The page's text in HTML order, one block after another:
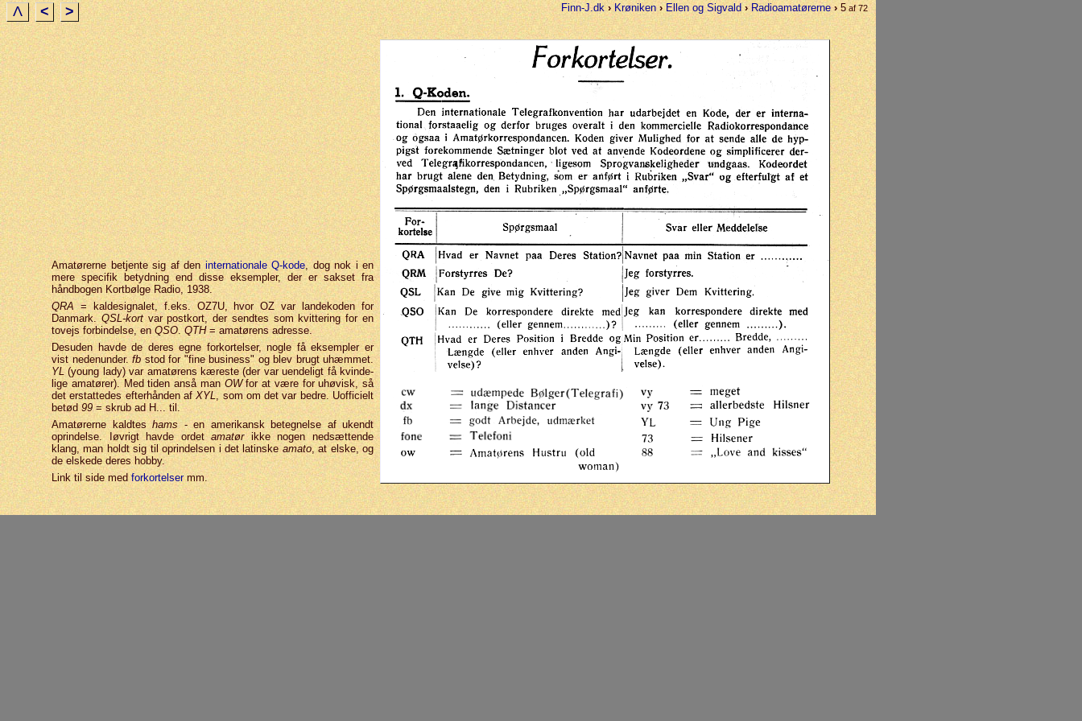
Finn-J.dk › Krøniken › Ellen og Sigvald › Radioamatørerne ›5af 72
Λ < >
Amatørerne betjente sig af deninternationale Q-kode, dog nok i en
mere specifik betydning end disse eksempler, der er sakset fra
håndbogen Kortbølge Radio, 1938.
QRA = kaldesignalet, f.eks. OZ7U, hvor OZ var landekoden for
Danmark.QSL-kortvar postkort, der sendtes som kvittering for en
tovejs forbindelse, enQSO. QTH= amatørens adresse.
Desuden havde de deres egne forkortelser, nogle få eksempler er
vist nedenunder. fb stod for "fine business" og blev brugt uhæmmet.
YL(young lady) var amatørens kæreste (der var uendeligt få kvinde­
lige amatører). Med tiden anså manOWfor at være for uhøvisk, så
det erstat­tedes efter­hånden afXYL, som om det var bedre. Uofficielt
betød99= skrub ad H... til.
Amatørerne kaldteshams- en amerikansk betegnelse af ukendt
oprindelse. Iøvrigt havde ordetamatørikke nogen nedsættende
klang, man holdt sig til oprindelsen i det latinskeamato, at elske, og
de elskede deres hobby.
Link til side medforkortelsermm.